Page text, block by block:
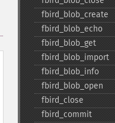
fbird_​blob_​create
fbird_​blob_​echo
fbird_​blob_​get
fbird_​blob_​import
fbird_​blob_​info
fbird_​blob_​open
fbird_​close
fbird_​commit